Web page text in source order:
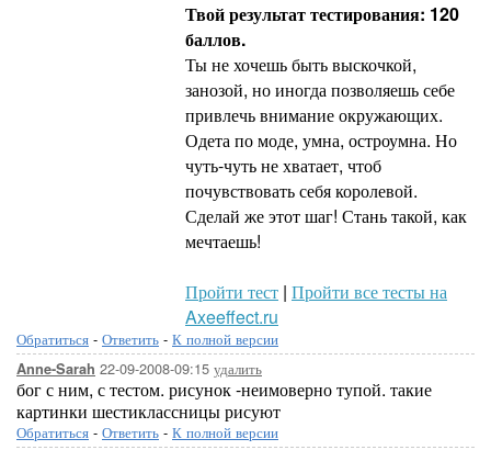
Твой результат тестирования: 120
баллов.
Ты не хочешь быть выскочкой,
занозой, но иногда позволяешь себе
привлечь внимание окружающих.
Одета по моде, умна, остроумна. Но
чуть-чуть не хватает, чтоб
почувствовать себя королевой.
Сделай же этот шаг! Стань такой, как
мечтаешь!
Пройти тест | Пройти все тесты на
Axeeffect.ru
Обратиться - Ответить - К полной версии
Anne-Sarah 22-09-2008-09:15 удалить
бог с ним, с тестом. рисунок -неимоверно тупой. такие
картинки шестиклассницы рисуют
Обратиться - Ответить - К полной версии